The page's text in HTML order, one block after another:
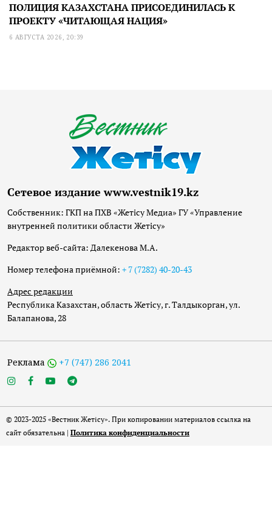
ПОЛИЦИЯ КАЗАХСТАНА ПРИСОЕДИНИЛАСЬ К
ПРОЕКТУ «ЧИТАЮЩАЯ НАЦИЯ»
6 АВГУСТА 2026, 20:39
Сетевое издание www.vestnik19.kz
Собственник: ГКП на ПХВ «Жетісу Медиа» ГУ «Управление
внутренней политики области Жетісу»
Редактор веб-сайта: Далекенова М.А.
Номер телефона приёмной: + 7 (7282) 40-20-43
Адрес редакции
Республика Казахстан, область Жетісу, г. Талдыкорган, ул.
Балапанова, 28
Реклама +7 (747) 286 2041
© 2023-2025 «Вестник Жетісу». При копировании материалов ссылка на
сайт обязательна | Политика конфиденциальности